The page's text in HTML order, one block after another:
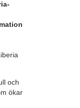
och
ökar